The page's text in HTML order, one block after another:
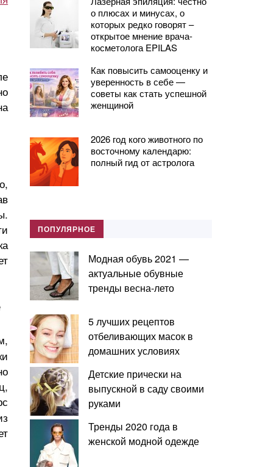
о плюсах и минусах, о
которых редко говорят –
открытое мнение врача-
косметолога EPILAS
Как повысить самооценку и
уверенность в себе —
советы как стать успешной
женщиной
2026 год кого животного по
восточному календарю:
полный гид от астролога
ПОПУЛЯРНОЕ
Модная обувь 2021 —
актуальные обувные
тренды весна-лето
5 лучших рецептов
отбеливающих масок в
домашних условиях
Детские прически на
выпускной в саду своими
руками
Тренды 2020 года в
женской модной одежде